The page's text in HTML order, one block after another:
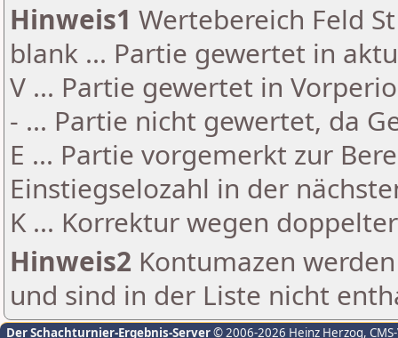
Hinweis1 Wertebereich Feld
blank ... Partie gewertet in
V ... Partie gewertet in
- ... Partie nicht gewertet, da
E ... Partie vorgemerkt zur
Einstiegselozahl in der
K ... Korrektur wegen
Hinweis2 Kontumazen
und sind in der Liste nicht
Der Schachturnier-Ergebnis-Server© 2006-2026 Heinz Herzog,